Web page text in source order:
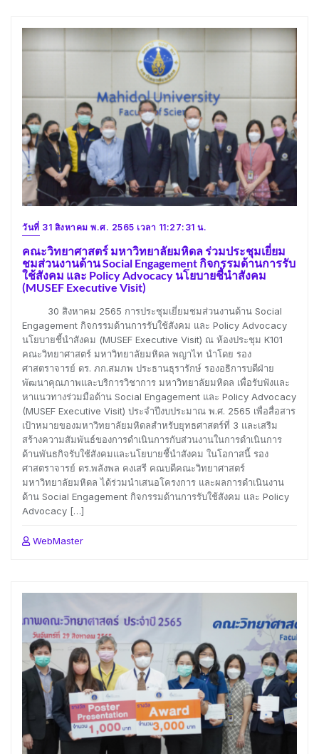
วันที่ 31 สิงหาคม พ.ศ. 2565 เวลา 11:27:31 น.
คณะวิทยาศาสตร์ มหาวิทยาลัยมหิดล ร่วมประชุมเยี่ยม
ชมส่วนงานด้าน Social Engagement กิจกรรมด้านการรับ
ใช้สังคม และ Policy Advocacy นโยบายชี้นำสังคม
(MUSEF Executive Visit)
30 สิงหาคม 2565 การประชุมเยี่ยมชมส่วนงานด้าน Social
Engagement กิจกรรมด้านการรับใช้สังคม และ Policy Advocacy
นโยบายชี้นำสังคม (MUSEF Executive Visit) ณ ห้องประชุม K101
คณะวิทยาศาสตร์ มหาวิทยาลัยมหิดล พญาไท นำโดย รอง
ศาสตราจารย์ ดร. ภก.สมภพ ประธานธุรารักษ์ รองอธิการบดีฝ่าย
พัฒนาคุณภาพและบริการวิชาการ มหาวิทยาลัยมหิดล เพื่อรับฟังและ
หาแนวทางร่วมมือด้าน Social Engagement และ Policy Advocacy
(MUSEF Executive Visit) ประจำปีงบประมาณ พ.ศ. 2565 เพื่อสื่อสาร
เป้าหมายของมหาวิทยาลัยมหิดลสำหรับยุทธศาสตร์ที่ 3 และเสริม
สร้างความสัมพันธ์ของการดำเนินการกับส่วนงานในการดำเนินการ
ด้านพันธกิจรับใช้สังคมและนโยบายชี้นำสังคม ในโอกาสนี้ รอง
ศาสตราจารย์ ดร.พลังพล คงเสรี คณบดีคณะวิทยาศาสตร์
มหาวิทยาลัยมหิดล ได้ร่วมนำเสนอโครงการ และผลการดำเนินงาน
ด้าน Social Engagement กิจกรรมด้านการรับใช้สังคม และ Policy
Advocacy […]
WebMaster